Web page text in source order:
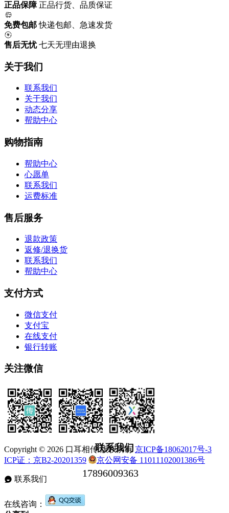
正品保障 正品行货、品质保证
免费包邮 快递包邮、急速发货
售后无忧 七天无理由退换
关于我们
联系我们
关于我们
动态分享
帮助中心
购物指南
帮助中心
心愿单
联系我们
运费标准
售后服务
退款政策
返修/退换货
联系我们
帮助中心
支付方式
微信支付
支付宝
在线支付
银行转账
关注微信
Copyright © 2026 口耳相传 版权所有京ICP备18062017号-3
ICP证：京B2-20201359
京公网安备 11011102001386号
联系我们
联系我们
在线咨询：